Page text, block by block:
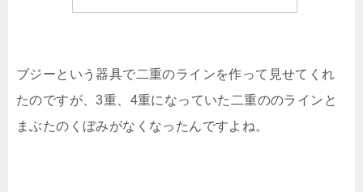
ブジーという器具で二重のラインを作って見せてくれ
たのですが、3重、4重になっていた二重ののラインと
まぶたのくぼみがなくなったんですよね。